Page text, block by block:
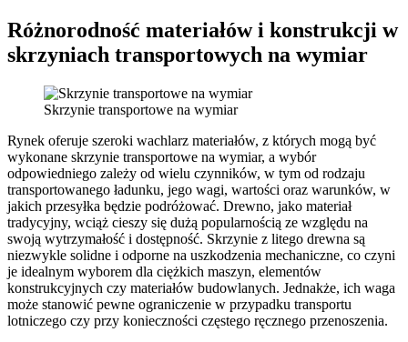
Różnorodność materiałów i konstrukcji w
skrzyniach transportowych na wymiar
Skrzynie transportowe na wymiar
Rynek oferuje szeroki wachlarz materiałów, z których mogą być
wykonane skrzynie transportowe na wymiar, a wybór
odpowiedniego zależy od wielu czynników, w tym od rodzaju
transportowanego ładunku, jego wagi, wartości oraz warunków, w
jakich przesyłka będzie podróżować. Drewno, jako materiał
tradycyjny, wciąż cieszy się dużą popularnością ze względu na
swoją wytrzymałość i dostępność. Skrzynie z litego drewna są
niezwykle solidne i odporne na uszkodzenia mechaniczne, co czyni
je idealnym wyborem dla ciężkich maszyn, elementów
konstrukcyjnych czy materiałów budowlanych. Jednakże, ich waga
może stanowić pewne ograniczenie w przypadku transportu
lotniczego czy przy konieczności częstego ręcznego przenoszenia.